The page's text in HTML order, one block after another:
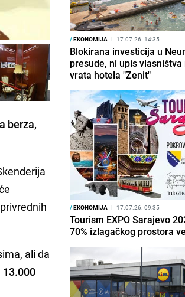
berza,
ali da
13.000
/EKONOMIJA I 17.07.26. 14:35
Blokirana investicija u
presude, ni upis
vrata hotela "Zenit"
/EKONOMIJA I 17.07.26. 09:35
Tourism EXPO Sarajevo
70% izlagačkog prostora